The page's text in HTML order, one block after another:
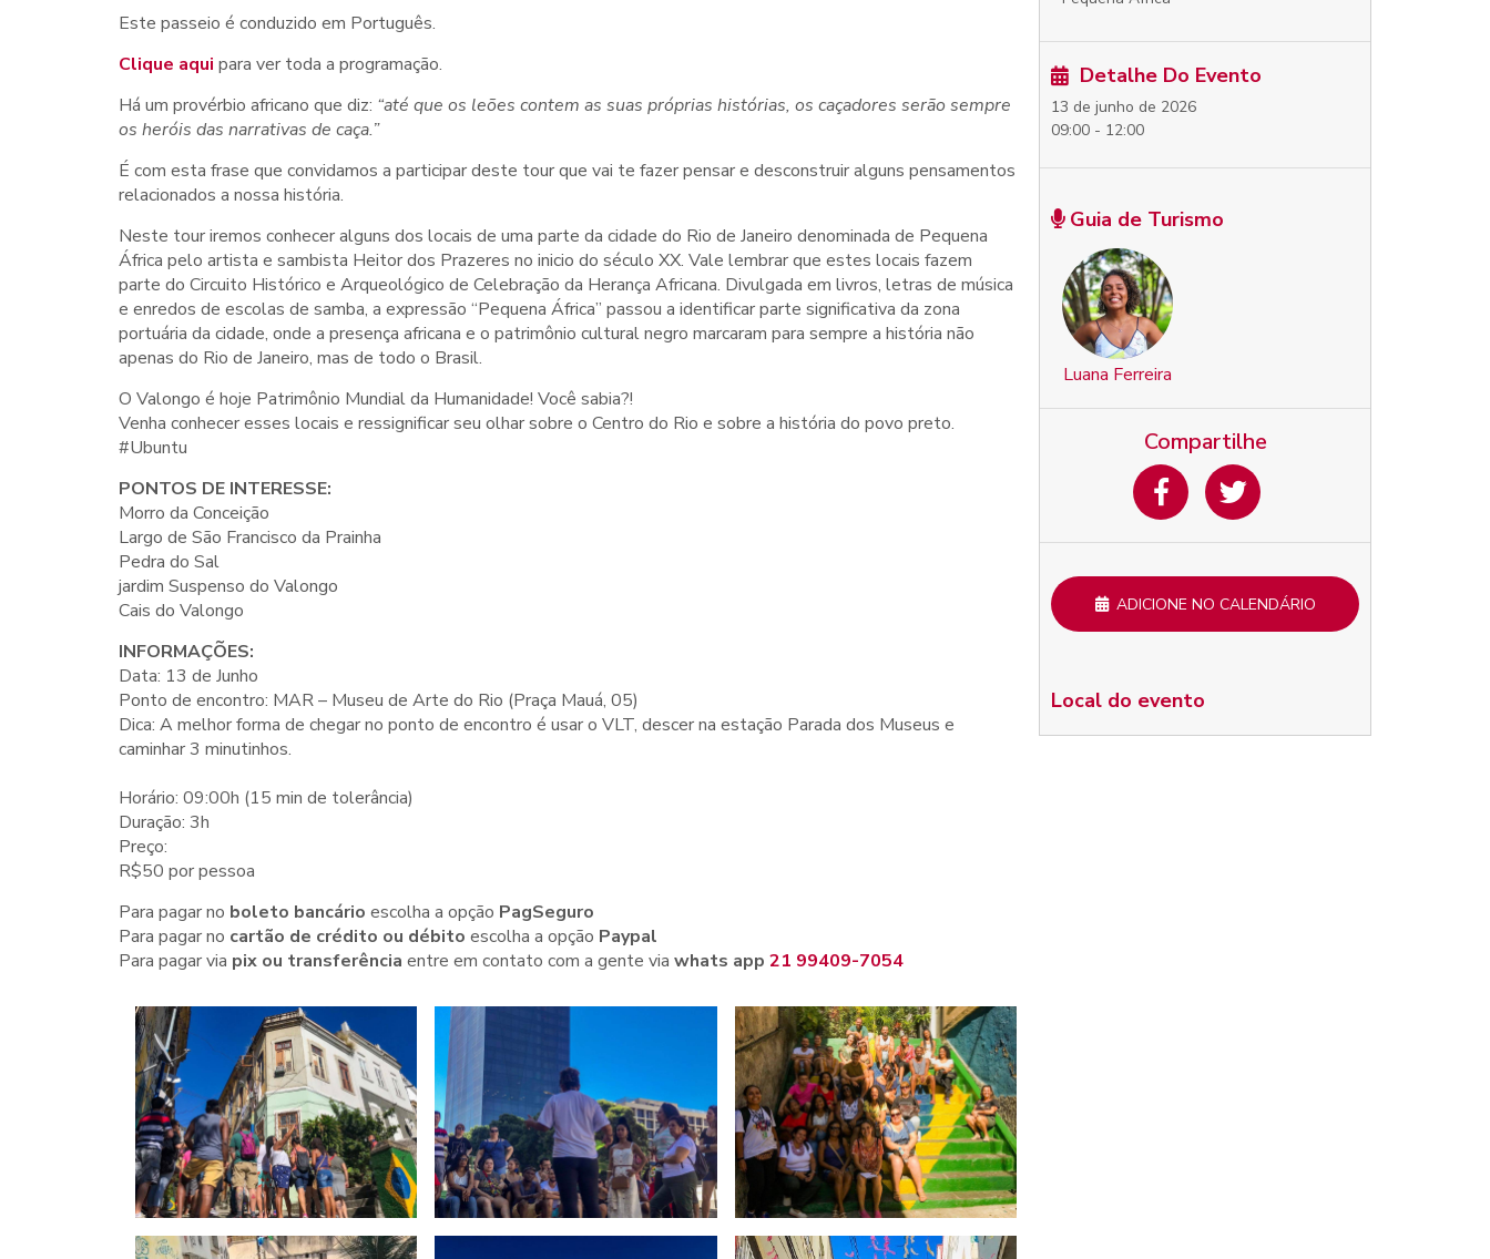
Este passeio é conduzido em Português.
Clique aqui para ver toda a programação.
Há um provérbio africano que diz: “até que os leões contem as suas próprias histórias, os caçadores serão sempre
os heróis das narrativas de caça.”
É com esta frase que convidamos a participar deste tour que vai te fazer pensar e desconstruir alguns pensamentos
relacionados a nossa história.
Neste tour iremos conhecer alguns dos locais de uma parte da cidade do Rio de Janeiro denominada de Pequena
África pelo artista e sambista Heitor dos Prazeres no inicio do século XX. Vale lembrar que estes locais fazem
parte do Circuito Histórico e Arqueológico de Celebração da Herança Africana. Divulgada em livros, letras de música
e enredos de escolas de samba, a expressão “Pequena África” passou a identificar parte significativa da zona
portuária da cidade, onde a presença africana e o patrimônio cultural negro marcaram para sempre a história não
apenas do Rio de Janeiro, mas de todo o Brasil.
O Valongo é hoje Patrimônio Mundial da Humanidade! Você sabia?!
Venha conhecer esses locais e ressignificar seu olhar sobre o Centro do Rio e sobre a história do povo preto.
#Ubuntu
PONTOS DE INTERESSE:
Morro da Conceição
Largo de São Francisco da Prainha
Pedra do Sal
jardim Suspenso do Valongo
Cais do Valongo
INFORMAÇÕES:
Data: 13 de Junho
Ponto de encontro: MAR – Museu de Arte do Rio (Praça Mauá, 05)
Dica: A melhor forma de chegar no ponto de encontro é usar o VLT, descer na estação Parada dos Museus e
caminhar 3 minutinhos.
Horário: 09:00h (15 min de tolerância)
Duração: 3h
Preço:
R$50 por pessoa
Para pagar no boleto bancário escolha a opção PagSeguro
Para pagar no cartão de crédito ou débito escolha a opção Paypal
Para pagar via pix ou transferência entre em contato com a gente via whats app 21 99409-7054
Detalhe Do Evento
13 de junho de 2026
09:00 - 12:00
Guia de Turismo
Luana Ferreira
Compartilhe
ADICIONE NO CALENDÁRIO
Local do evento